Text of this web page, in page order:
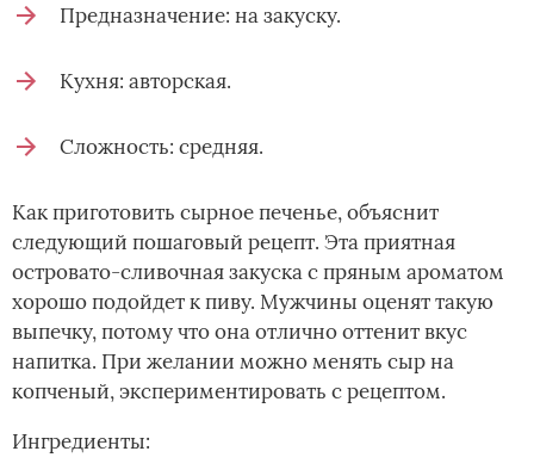
Предназначение: на закуску.
Кухня: авторская.
Сложность: средняя.
Как приготовить сырное печенье, объяснит
следующий пошаговый рецепт. Эта приятная
островато-сливочная закуска с пряным ароматом
хорошо подойдет к пиву. Мужчины оценят такую
выпечку, потому что она отлично оттенит вкус
напитка. При желании можно менять сыр на
копченый, экспериментировать с рецептом.
Ингредиенты: